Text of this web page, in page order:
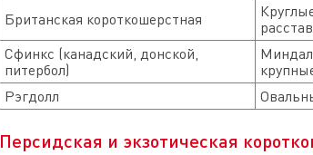
Британская короткошерстная
Сфинкс (канадский, донской,
питербол)
Рэгдолл
Персидская и экзотическая